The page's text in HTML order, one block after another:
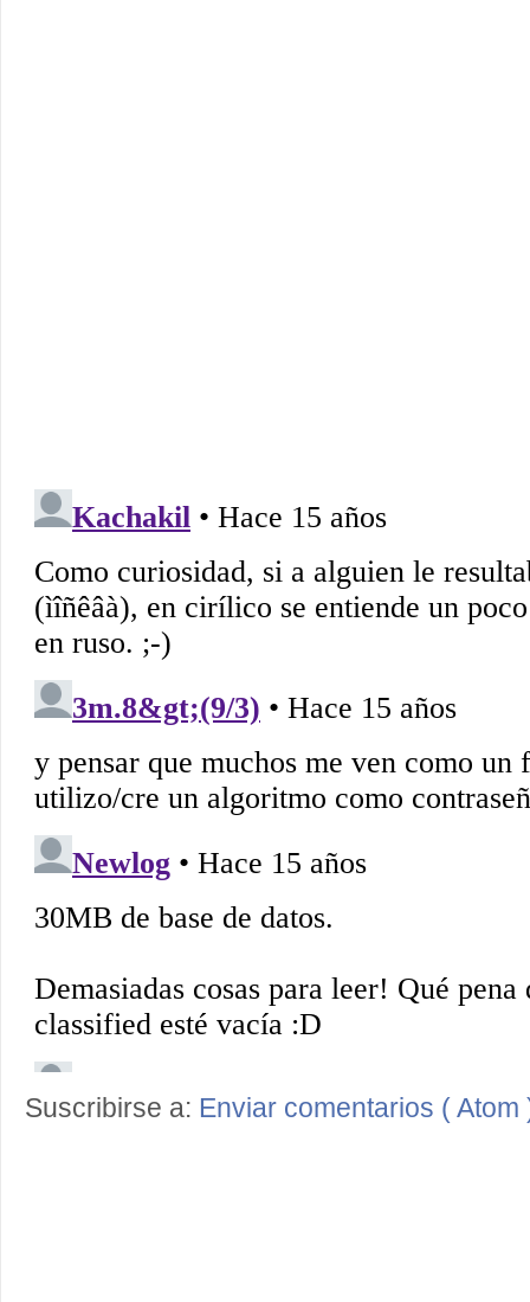
Suscribirse a: Enviar comentarios ( Atom